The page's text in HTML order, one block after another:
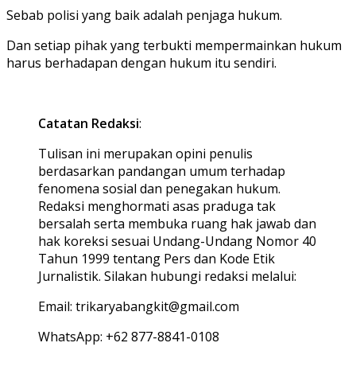
Sebab polisi yang baik adalah penjaga hukum.
Dan setiap pihak yang terbukti mempermainkan hukum
harus berhadapan dengan hukum itu sendiri.
Catatan Redaksi:
Tulisan ini merupakan opini penulis
berdasarkan pandangan umum terhadap
fenomena sosial dan penegakan hukum.
Redaksi menghormati asas praduga tak
bersalah serta membuka ruang hak jawab dan
hak koreksi sesuai Undang-Undang Nomor 40
Tahun 1999 tentang Pers dan Kode Etik
Jurnalistik. Silakan hubungi redaksi melalui:
Email: trikaryabangkit@gmail.com
WhatsApp: +62 877-8841-0108